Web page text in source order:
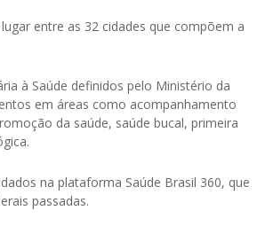
entre as 32 cidades que compõem a
à Saúde definidos pelo Ministério da
em áreas como acompanhamento
da saúde, saúde bucal, primeira
na plataforma Saúde Brasil 360, que
passadas.